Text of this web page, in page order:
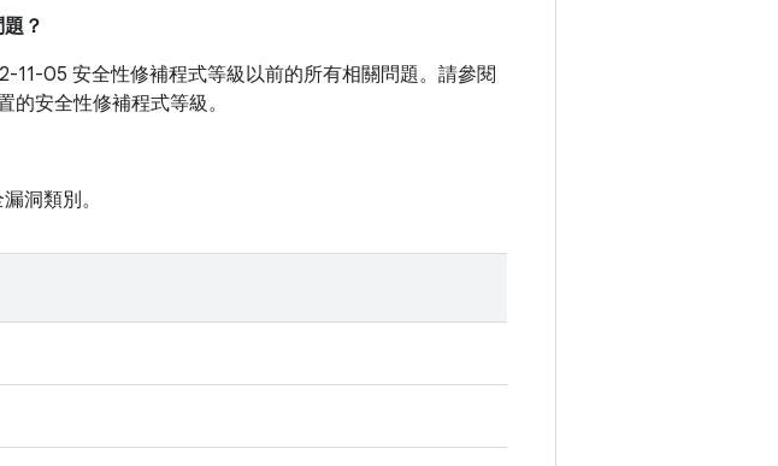
？
05 安全性修補程式等級以前的所有相關問題。請參閱
的安全性修補程式等級。
洞類別。